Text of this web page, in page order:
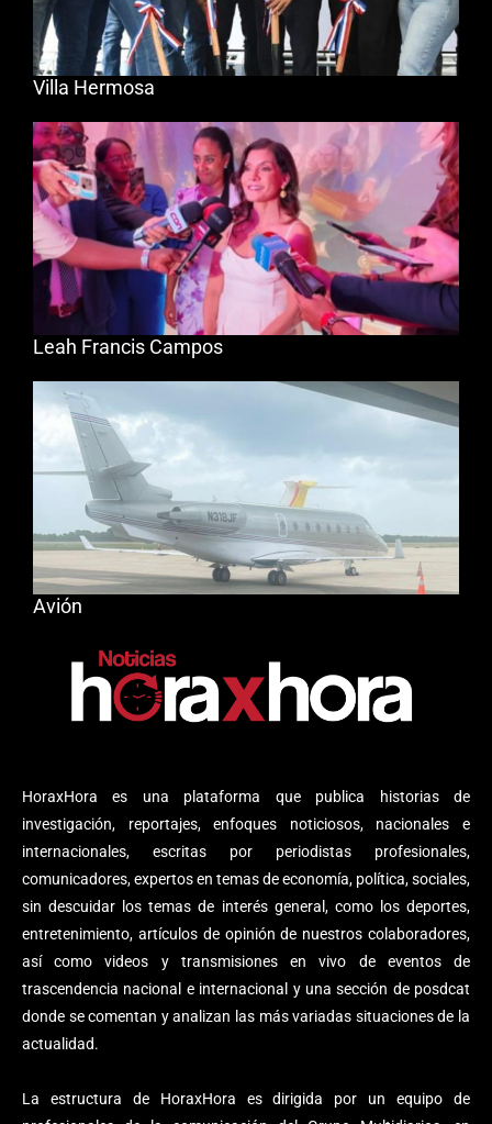
HoraxHora es una plataforma que publica historias de
investigación, reportajes, enfoques noticiosos, nacionales e
internacionales, escritas por periodistas profesionales,
comunicadores, expertos en temas de economía, política, sociales,
sin descuidar los temas de interés general, como los deportes,
entretenimiento, artículos de opinión de nuestros colaboradores,
así como videos y transmisiones en vivo de eventos de
trascendencia nacional e internacional y una sección de posdcat
donde se comentan y analizan las más variadas situaciones de la
actualidad.
La estructura de HoraxHora es dirigida por un equipo de
Villa Hermosa
Leah Francis Campos
Avión